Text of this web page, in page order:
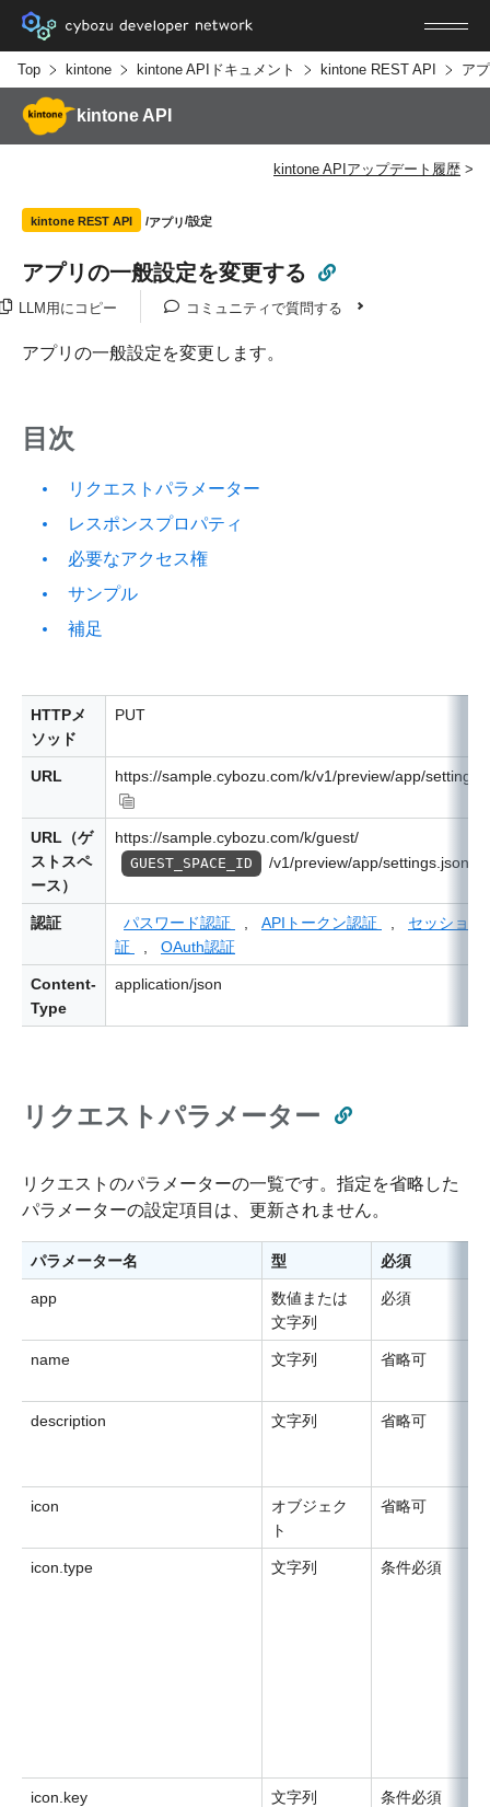
Top kintone kintone APIドキュメント kintone REST API ア
kintone API
kintone APIアップデート履歴
kintone REST API アプリ 設定
アプリの一般設定を変更する
LLM用にコピー コミュニティで質問する
アプリの一般設定を変更します。
目次
リクエストパラメーター
レスポンスプロパティ
必要なアクセス権
サンプル
補足
HTTPメ
ソッド
PUT
URL https://sample.cybozu.com/k/v1/preview/app/
URL（ゲ
ストスペ
ース）
https://sample.cybozu.com/k/guest/
GUEST_SPACE_ID /v1/preview/app/settings.json
認証 パスワード認証 APIトークン認証
セッション
証
OAuth認証
Content-
Type
application/json
リクエストパラメーター
リクエストのパラメーターの一覧です。指定を省略した
パラメーターの設定項目は、更新されません。
パラメーター名 型 必須
app
数値または
文字列
必須
name 文字列 省略可
description 文字列 省略可
icon
オブジェク
ト
省略可
icon.type 文字列 条件必須
icon.key 文字列 条件必須